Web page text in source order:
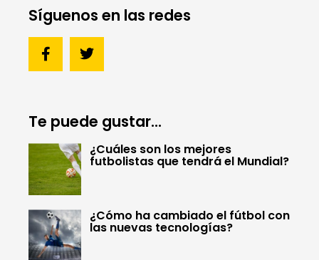
Síguenos en las redes
Te puede gustar...
¿Cuáles son los mejores
futbolistas que tendrá el Mundial?
¿Cómo ha cambiado el fútbol con
las nuevas tecnologías?